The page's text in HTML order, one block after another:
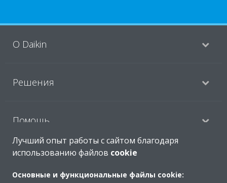
O Daikin
Решения
Помощь
Продукты
Лучший опыт работы с сайтом благодаря
использованию файлов cookie
Основные и функциональные файлы cookie: